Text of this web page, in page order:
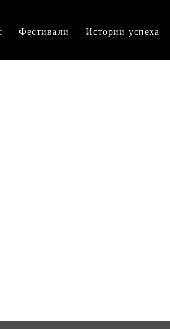
Фестивали Истории успеха